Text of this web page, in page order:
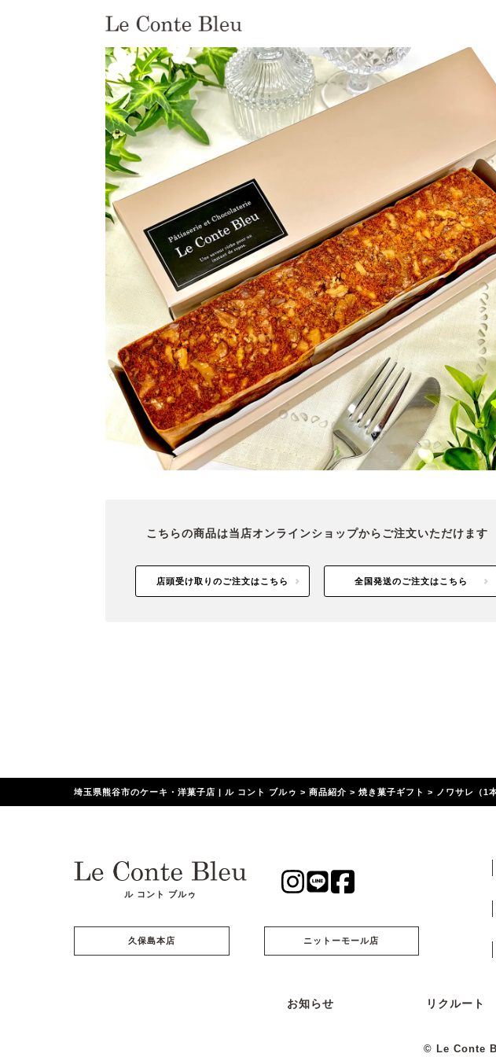
こちらの商品は当店オンラインショップから ご注文いただけます
店頭受け取りのご注文はこちら 全国発送のご注文はこちら
埼玉県熊谷市のケーキ・洋菓子店 | ル コント ブルゥ >商品紹介 >焼き菓子ギフト > ノワサレ（1本
ル コント ブルゥ
久保島本店 ニットーモール店
お知らせ リクルート
© Le Conte